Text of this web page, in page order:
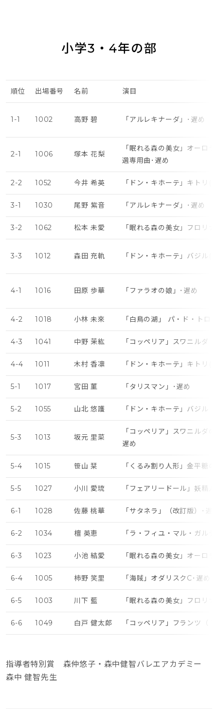
小学3・4年の部
順位 出場番号 名前 演目
1-1 1002 高野 碧 「アルレキナーダ」･遅め
2-1 1006 塚本 花梨
「眠れる森の美女」オーロ
選専用曲･遅め
2-2 1052 今井 希英 「ドン・キホーテ」キトリ(
3-1 1030 尾野 紫音 「アルレキナーダ」･遅め
3-2 1062 松本 未愛 「眠れる森の美女」フロリ
3-3 1012 森田 充軌 「ドン・キホーテ」バジル(
4-1 1016 田原 歩華 「ファラオの娘」･遅め
4-2 1018 小林 未來 「白鳥の湖」 パ・ド・トロ
4-3 1041 中野 茉紘 「コッペリア」スワニルダ
4-4 1011 木村 香凛 「ドン・キホーテ」キトリ(
5-1 1017 宮田 菫 「タリスマン」･遅め
5-2 1055 山北 悠護 「ドン・キホーテ」バジル
5-3 1013 坂元 里菜
「コッペリア」スワニルダ
遅め
5-4 1015 笹山 栞 「くるみ割り人形」金平糖
5-5 1027 小川 愛琉 「フェアリードール」妖精
6-1 1028 佐藤 桃華 「サタネラ」（改訂版）･遅
6-2 1034 檀 英恵 「ラ・フィユ・マル・ガル
6-3 1023 小池 結愛 「眠れる森の美女」オーロ
6-4 1005 柿野 笑里 「海賊」オダリスクC･遅め
6-5 1003 川下 藍 「眠れる森の美女」フロリ
6-6 1049 白戸 健太郎 「コッペリア」フランツ（
指導者特別賞 森仲悠子・森中健智バレエアカデミー
森中 健智先生